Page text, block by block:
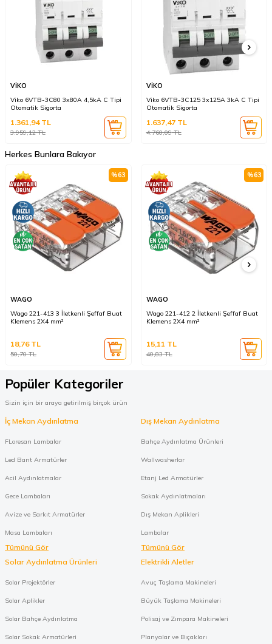
VİKO
Viko 6VTB-3C80 3x80A 4,5kA C Tipi
Otomatik Sigorta
3.959,12TL
1.361,94TL
VİKO
Viko 6VTB-3C125 3x125A 3kA C Tipi
Otomatik Sigorta
4.760,09TL
1.637,47TL
Herkes Bunlara Bakıyor
%63
WAGO
Wago 221-413 3 İletkenli Şeffaf Buat
Klemens 2X4 mm²
50,70TL
18,76TL
%63
WAGO
Wago 221-412 2 İletkenli Şeffaf Buat
Klemens 2X4 mm²
40,83TL
15,11 TL
Popüler Kategoriler
Sizin için bir araya getirilmiş birçok ürün
İç Mekan Aydınlatma
FLoresan Lambalar
Led Bant Armatürler
Acil Aydınlatmalar
Gece Lambaları
Avize ve Sarkıt Armatürler
Masa Lambaları
Tümünü Gör
Dış Mekan Aydınlatma
Bahçe Aydınlatma Ürünleri
Wallwasherlar
Etanj Led Armatürler
Sokak Aydınlatmaları
Dış Mekan Aplikleri
Lambalar
Tümünü Gör
Solar Aydınlatma Ürünleri
Solar Projektörler
Solar Aplikler
Solar Bahçe Aydınlatma
Solar Sokak Armatürleri
Elektrikli Aletler
Avuç Taşlama Makineleri
Büyük Taşlama Makineleri
Polisaj ve Zımpara Makineleri
Planyalar ve Bıçakları